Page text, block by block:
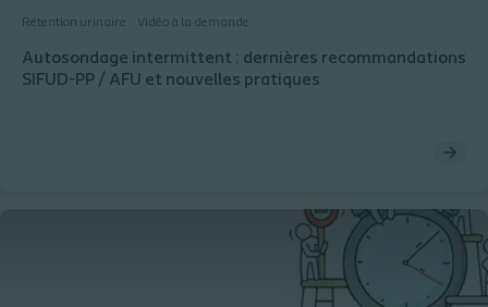
Rétention urinaire Vidéo à la demande
Autosondage intermittent : dernières recommandations
SIFUD-PP / AFU et nouvelles pratiques